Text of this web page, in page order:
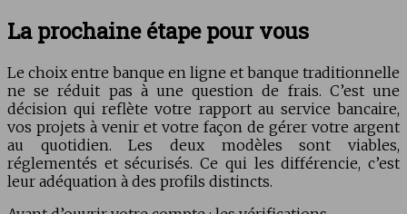
La prochaine étape pour vous
Le choix entre banque en ligne et banque traditionnelle
ne se réduit pas à une question de frais. C’est une
décision qui reflète votre rapport au service bancaire,
vos projets à venir et votre façon de gérer votre argent
au quotidien. Les deux modèles sont viables,
réglementés et sécurisés. Ce qui les différencie, c’est
leur adéquation à des profils distincts.